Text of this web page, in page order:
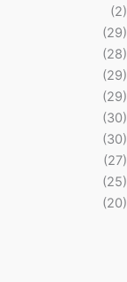
(2)
(29)
(28)
(29)
(29)
(30)
(30)
(27)
(25)
(20)